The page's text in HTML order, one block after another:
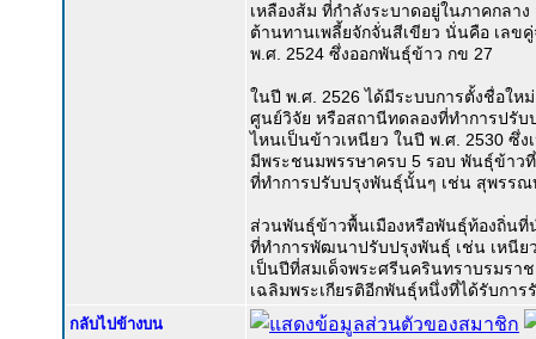
เหลืองส้ม ที่กำลังระบาดอยู่ในภาคกล
ต้านทานเพลี้ยจักจั่นสีเขียว นั่นคือ เลข
พ.ศ. 2524 ซึ่งออกพันธุ์ข้าว กข 27
ในปี พ.ศ. 2526 ได้มีระบบการตั้งชื่อใ
ศูนย์วิจัย หรือสถานีทดลองที่ทำการปรั
ไหนเป็นข้าวเหนียว ในปี พ.ศ. 2530 ซึ่
มีพระชนมพรรษาครบ 5 รอบ พันธุ์ข้าว
ที่ทำการปรับปรุงพันธุ์นั้นๆ เช่น สุพรร
ส่วนพันธุ์ข้าวพื้นเมืองหรือพันธุ์ท้องถิ่น
ที่ทำการพัฒนาปรับปรุงพันธุ์ เช่น เหนีย
เป็นปีที่สมเด็จพระศรีนครินทราบรมร
เฉลิมพระเกียรติอีกพันธุ์หนึ่งที่ได้รับกา
กลับไปข้างบน